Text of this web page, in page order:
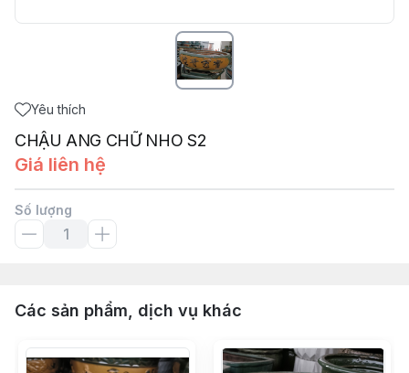
Yêu thích
CHẬU ANG CHỮ NHO S2
Giá liên hệ
Số lượng
Các sản phẩm, dịch vụ khác